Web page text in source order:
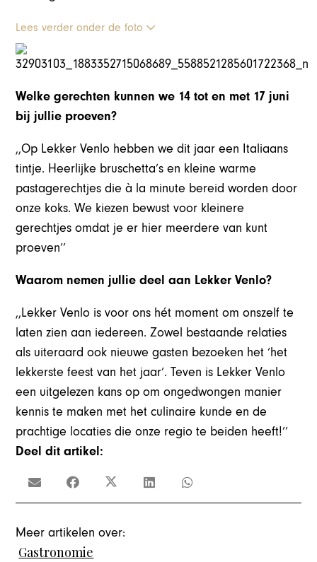
Lees verder onder de foto
Welke gerechten kunnen we 14 tot en met 17 juni
bij jullie proeven?
,,Op Lekker Venlo hebben we dit jaar een Italiaans
tintje. Heerlijke bruschetta’s en kleine warme
pastagerechtjes die à la minute bereid worden door
onze koks. We kiezen bewust voor kleinere
gerechtjes omdat je er hier meerdere van kunt
proeven’’
Waarom nemen jullie deel aan Lekker Venlo?
,,Lekker Venlo is voor ons hét moment om onszelf te
laten zien aan iedereen. Zowel bestaande relaties
als uiteraard ook nieuwe gasten bezoeken het ‘het
lekkerste feest van het jaar’. Teven is Lekker Venlo
een uitgelezen kans op om ongedwongen manier
kennis te maken met het culinaire kunde en de
prachtige locaties die onze regio te beiden heeft!’’
Deel dit artikel:
Meer artikelen over:
Gastronomie